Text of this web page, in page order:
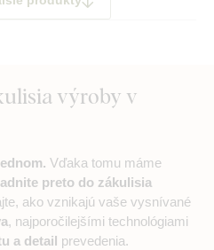
výroby v
Vďaka tomu máme
preto do zákulisia
ako vznikajú vaše vysnívané
, najporočilejšími technológiami
a detail prevedenia.